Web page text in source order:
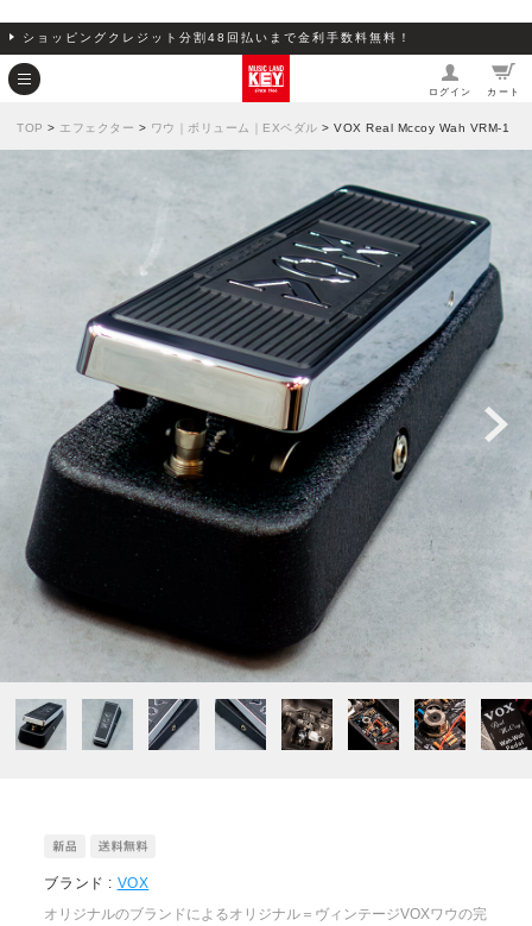
ショッピングクレジット分割48回払いまで金利手数料無料！
ログイン カート
TOP > エフェクター > ワウ｜ボリューム｜EXペダル > VOX Real Mccoy Wah VRM-1
ブランド : VOX
オリジナルのブランドによるオリジナル＝ヴィンテージVOXワウの完